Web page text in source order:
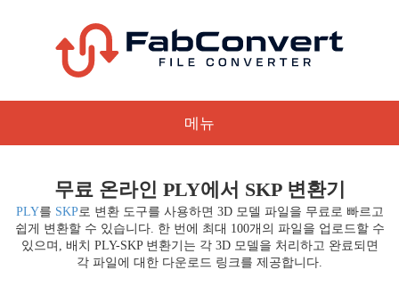
메뉴
무료 온라인 PLY에서 SKP 변환기
PLY를 SKP로 변환 도구를 사용하면 3D 모델 파일을 무료로 빠르고
쉽게 변환할 수 있습니다. 한 번에 최대 100개의 파일을 업로드할 수
있으며, 배치 PLY-SKP 변환기는 각 3D 모델을 처리하고 완료되면
각 파일에 대한 다운로드 링크를 제공합니다.